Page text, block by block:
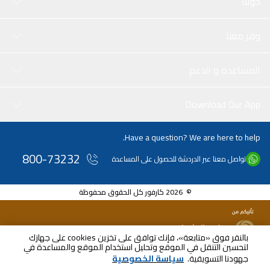
بالنقر فوق «متابعة»، فإنك توافق على تخزين cookies على جهازك
لتحسين التنقل في الموقع وتحليل استخدام الموقع والمساعدة في
جهودنا التسويقية. سياسة الخصوصية
Have a question? We are here to help.
تواصل معنا عبر الدردشة للحصول على المساعدة 800-73232
© 2026 كارفور كل الحقوق محفوظة